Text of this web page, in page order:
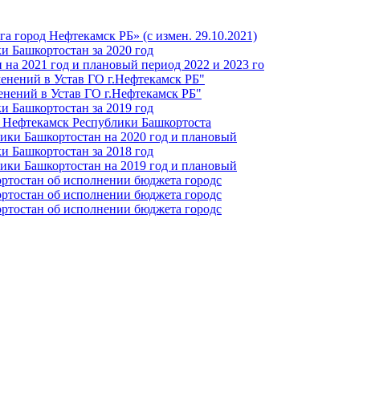
город Нефтекамск РБ» (с измен. 29.10.2021)
Башкортостан за 2020 год
2021 год и плановый период 2022 и 2023 го
в Устав ГО г.Нефтекамск РБ"
в Устав ГО г.Нефтекамск РБ"
Башкортостан за 2019 год
Республики Башкортоста
Башкортостан на 2020 год и плановый
Башкортостан за 2018 год
Башкортостан на 2019 год и плановый
об исполнении бюджета городс
об исполнении бюджета городс
об исполнении бюджета городс